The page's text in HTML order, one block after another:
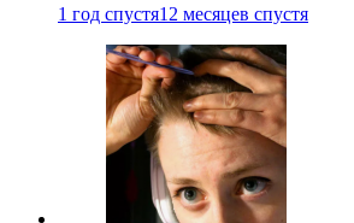
1 год спустя12 месяцев спустя